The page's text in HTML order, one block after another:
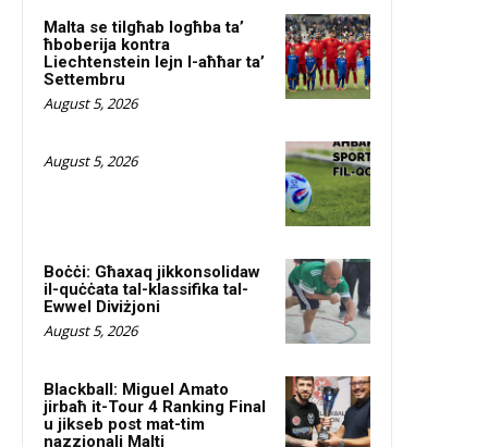
Malta se tilgħab logħba ta’
ħboberija kontra
Liechtenstein lejn l-aħħar ta’
Settembru
August 5, 2026
August 5, 2026
Boċċi: Għaxaq jikkonsolidaw
il-quċċata tal-klassifika tal-
Ewwel Diviżjoni
August 5, 2026
Blackball: Miguel Amato
jirbaħ it-Tour 4 Ranking Final
u jikseb post mat-tim
nazzjonali Malti